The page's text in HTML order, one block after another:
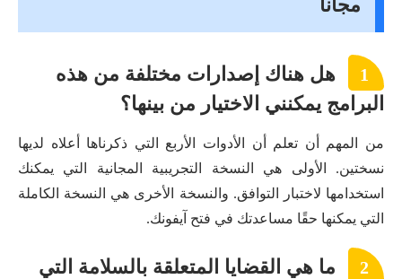
مجانا
1
هل هناك إصدارات مختلفة من هذه
البرامج يمكنني الاختيار من بينها؟
من المهم أن تعلم أن الأدوات الأربع التي ذكرناها أعلاه لديها
نسختين. الأولى هي النسخة التجريبية المجانية التي يمكنك
استخدامها لاختبار التوافق. والنسخة الأخرى هي النسخة الكاملة
التي يمكنها حقًا مساعدتك في فتح آيفونك.
2
ما هي القضايا المتعلقة بالسلامة التي